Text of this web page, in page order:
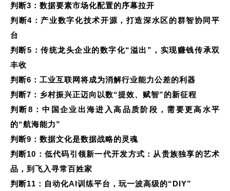
判断3：数据要素市场化配置的序幕拉开
判断4：产业数字化技术开源，打造深水区的群智协同平
台
判断5：传统龙头企业的数字化“溢出”，实现赚钱传承双
丰收
判断6：工业互联网将成为消解行业能力公差的利器
判断7：乡村振兴正迈向以数“提效、赋智”的新征程
判断8：中国企业出海进入高品质阶段，需要更高水平
的“航海能力”
判断9：数据文化是数据战略的灵魂
判断10：低代码引领新一代开发方式：从贵族独享的艺术
品，到飞入寻常百姓家
判断11：自动化AI训练平台，玩一波高级的“DIY”